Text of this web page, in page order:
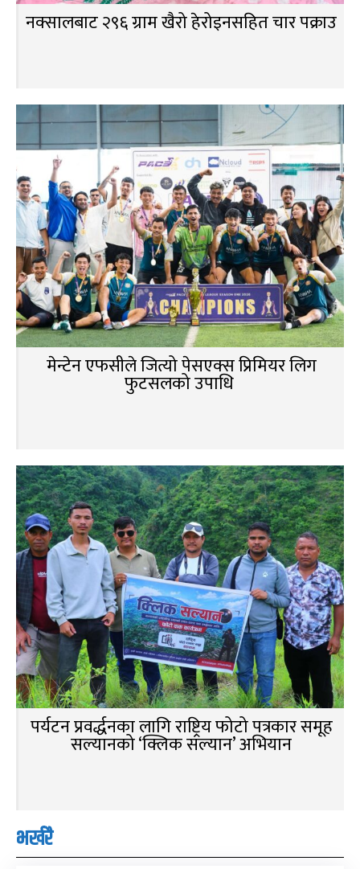
नक्सालबाट २९६ ग्राम खैरो हेरोइनसहित चार पक्राउ
मेन्टेन एफसीले जित्यो पेसएक्स प्रिमियर लिग
फुटसलको उपाधि
पर्यटन प्रवर्द्धनका लागि राष्ट्रिय फोटो पत्रकार समूह
सल्यानको ‘क्लिक सल्यान’ अभियान
भर्खरै